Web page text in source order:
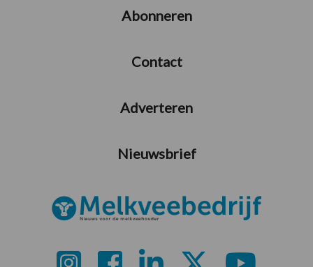
Abonneren
Contact
Adverteren
Nieuwsbrief